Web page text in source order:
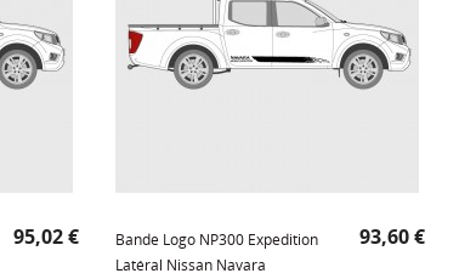
Prix
95,02 €
Bande Logo NP300 Expedition
Latéral Nissan Navara
Prix
93,60 €